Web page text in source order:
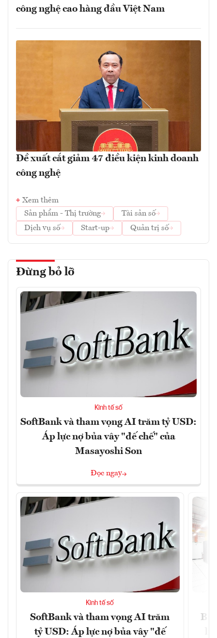
công nghệ cao hàng đầu Việt Nam
Đề xuất cắt giảm 47 điều kiện kinh doanh
công nghệ
Xem thêm
Sản phẩm - Thị trường
Tài sản số
Dịch vụ số
Start-up Quản trị số
Đừng bỏ lỡ
Kinh tế số
SoftBank và tham vọng AI trăm tỷ USD:
Áp lực nợ bủa vây "đế chế" của
Masayoshi Son
Đọc ngay
Kinh tế số
SoftBank và tham vọng AI trăm
tỷ USD: Áp lực nợ bủa vây "đế